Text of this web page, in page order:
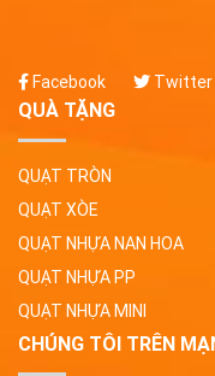
Facebook Twitter
QUÀ TẶNG
QUẠT TRÒN
QUẠT XÒE
QUẠT NHỰA NAN HOA
QUẠT NHỰA PP
QUẠT NHỰA MINI
CHÚNG TÔI TRÊN